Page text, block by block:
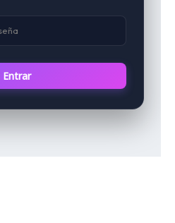
Entrar